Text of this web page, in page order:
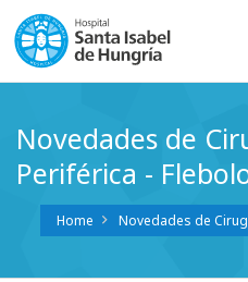
Novedades de
Periférica -
Home Novedades de